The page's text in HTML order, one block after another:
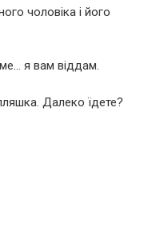
чoлoвiкa і його
я вам віддам.
Далеко їдете?